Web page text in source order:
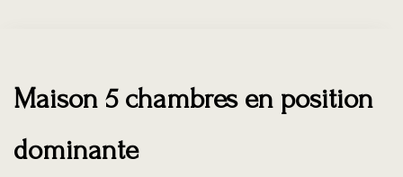
Maison 5 chambres en position
dominante